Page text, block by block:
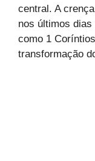
central. A
nos últimos dias
como 1
transformação